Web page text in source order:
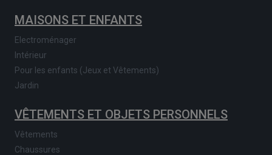
MAISONS ET ENFANTS
Electroménager
Intérieur
Pour les enfants (Jeux et Vêtements)
Jardin
VÊTEMENTS ET OBJETS PERSONNELS
Vêtements
Chaussures